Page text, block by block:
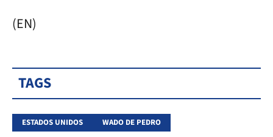
(EN)
TAGS
ESTADOS UNIDOS WADO DE PEDRO